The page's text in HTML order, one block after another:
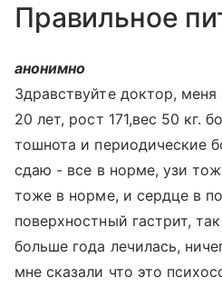
Правильное
анонимно
Здравствуйте доктор,
20 лет, рост 171,вес 50 кг.
тошнота и периодические
сдаю - все в норме, узи
тоже в норме, и сердце в
поверхностный гастрит,
больше года лечилась,
мне сказали что это